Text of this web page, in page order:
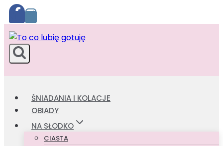
Przejdź
do
treści
ŚNIADANIA I KOLACJE
OBIADY
NA SŁODKO
CIASTA